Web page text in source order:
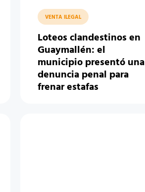
VENTA ILEGAL
Loteos clandestinos en
Guaymallén: el
municipio presentó una
denuncia penal para
frenar estafas